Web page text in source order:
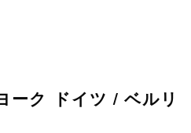
ーク ドイツ / ベルリ